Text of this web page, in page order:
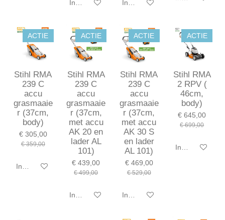
In winkelwagen In winkelwagen
ACTIE
Stihl RMA
239 C
accu
grasmaaie
r (37cm,
body)
€ 305,00
€ 359,00
In winkelwagen
ACTIE
Stihl RMA
239 C
accu
grasmaaie
r (37cm,
met accu
AK 20 en
lader AL
101)
€ 439,00
€ 499,00
In winkelwagen
ACTIE
Stihl RMA
239 C
accu
grasmaaie
r (37cm,
met accu
AK 30 S
en lader
AL 101)
€ 469,00
€ 529,00
In winkelwagen
ACTIE
Stihl RMA
2 RPV (
46cm,
body)
€ 645,00
€ 699,00
In winkelwagen